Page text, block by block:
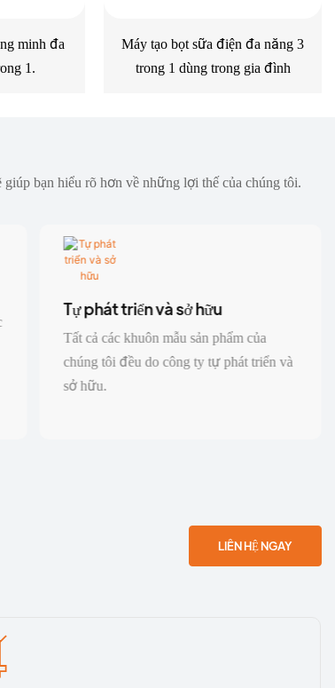
minh đa
1.
Máy tạo bọt sữa điện đa năng 3
trong 1 dùng trong gia đình
bạn hiểu rõ hơn về những lợi thế của chúng tôi.
Tự phát triển và sở hữu
Tất cả các khuôn mẫu sản phẩm của
chúng tôi đều do công ty tự phát triển và
sở hữu.
LIÊN HỆ NGAY